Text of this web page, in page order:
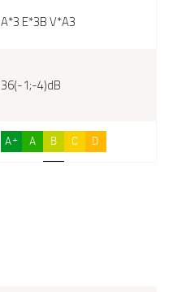
A*3 E*3B V*A3
36(-1;-4)dB
A+ A B C D